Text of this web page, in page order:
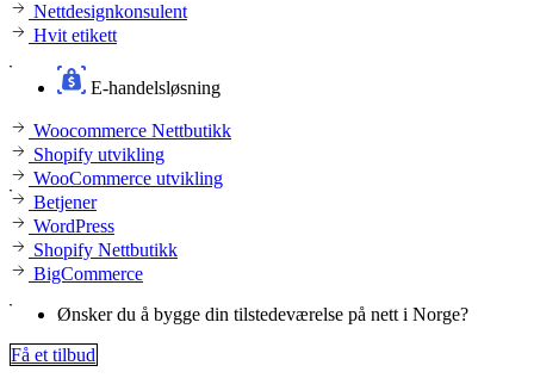
Nettdesignkonsulent
Hvit etikett
E-handelsløsning
Woocommerce Nettbutikk
Shopify utvikling
WooCommerce utvikling
Betjener
WordPress
Shopify Nettbutikk
BigCommerce
Ønsker du å bygge din tilstedeværelse på nett i Norge?
Få et tilbud